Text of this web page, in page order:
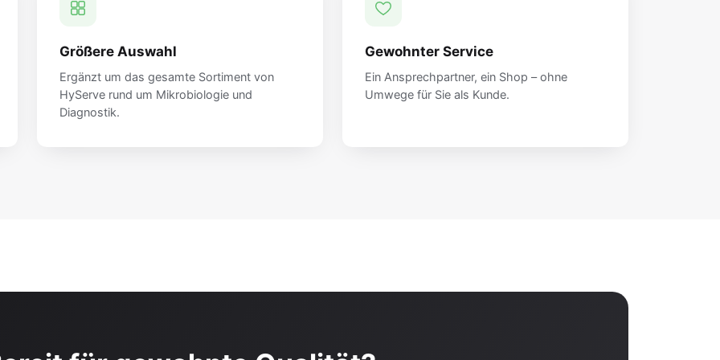
Größere Auswahl
Ergänzt um das gesamte Sortiment von
HyServe rund um Mikrobiologie und
Diagnostik.
Gewohnter Service
Ein Ansprechpartner, ein Shop – ohne
Umwege für Sie als Kunde.